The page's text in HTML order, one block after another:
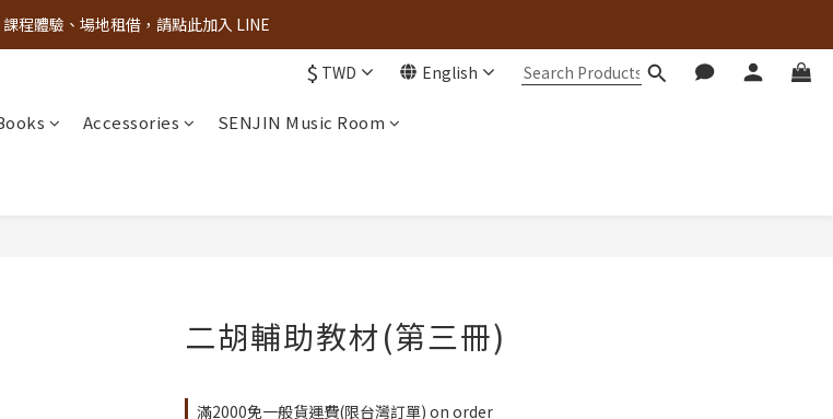
+ 先進音樂教室週末假日皆有營業
程體驗、場地租借，請點此加入 LINE
$ TWD English
Accessories
SENJIN Music Room
二胡輔助教材(第三冊)
滿2000免一般貨運費(限台灣訂單) on order